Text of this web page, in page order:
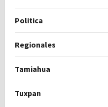
Politica
Regionales
Tamiahua
Tuxpan